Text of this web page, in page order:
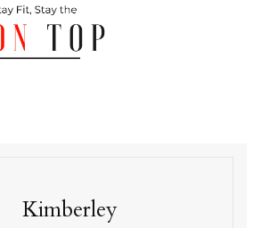
Kimberley